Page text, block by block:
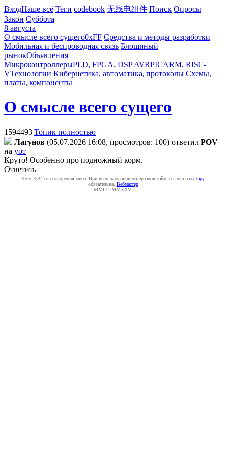
ВходНаше всё Теги codebook 无线电组件 Поиск Опросы
Закон Суббота
8 августа
О смысле всего сущего0xFF Средства и методы разработки
Мобильная и беспроводная связь Блошиный
рынокОбъявления
МикроконтроллерыPLD, FPGA, DSP AVRPICARM, RISC-
VТехнологии Кибернетика, автоматика, протоколы Схемы,
платы, компоненты
О смысле всего сущего
1594493 Топик полностью
Лaгyнoв (05.07.2026 16:08, просмотров: 100) ответил POV
на уот
Круто! Особенно про подножный корм.
Ответить
Лето 7534 от сотворения мира. При использовании материалов сайта ссылка на caxapу
обязательна. Вебмастер
MMI © MMXXVI